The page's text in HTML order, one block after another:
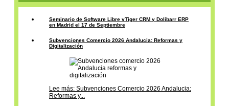
Seminario de Software Libre vTiger CRM y Dolibarr ERP
en Madrid el 17 de Septiembre
Subvenciones Comercio 2026 Andalucia: Reformas y
Digitalización
Lee más: Subvenciones Comercio 2026 Andalucia:
Reformas y...